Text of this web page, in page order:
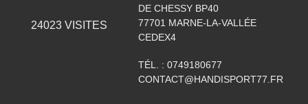
24023VISITES
DE CHESSY BP40
77701 MARNE-LA-VALLÉE
CEDEX4
TÉL. : 0749180677
CONTACT@HANDISPORT77.FR